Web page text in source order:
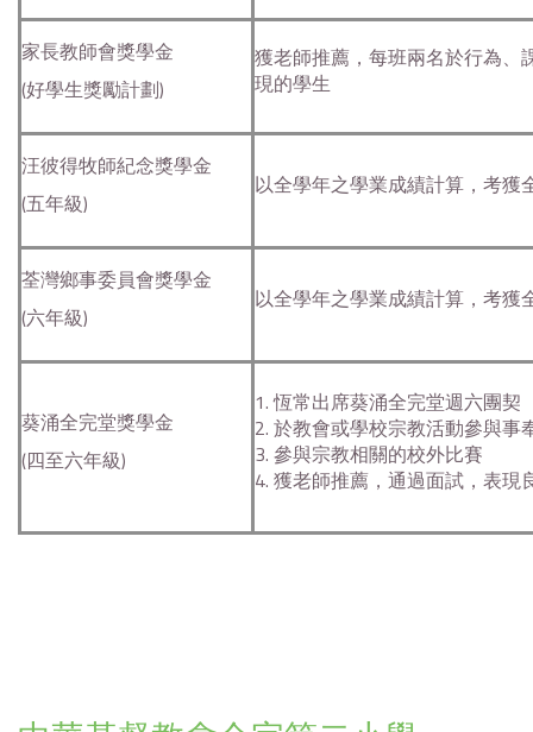
t
o
家長教師會獎學金
(好學生獎勵計劃)
獲老師推薦，每班兩名於行為、
現的學生
汪彼得牧師紀念獎學金
(五年級)
以全學年之學業成績計算，考獲
荃灣鄉事委員會獎學金
(六年級)
以全學年之學業成績計算，考獲
葵涌全完堂獎學金
(四至六年級)
1. 恆常出席葵涌全完堂週六團契
2. 於教會或學校宗教活動參與事
3. 參與宗教相關的校外比賽
4. 獲老師推薦，通過面試，表現